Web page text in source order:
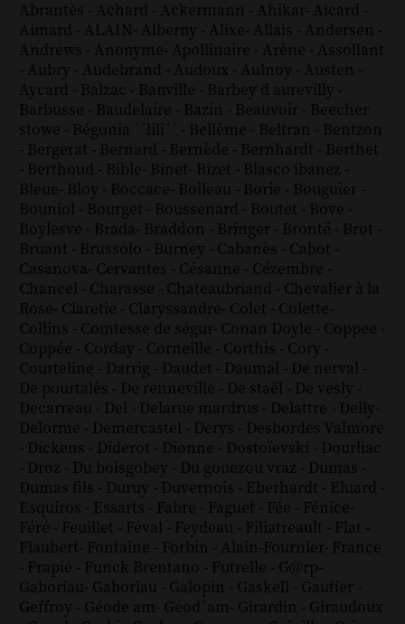
Abrantès - Achard - Ackermann - Ahikar- Aicard -
Aimard - ALAIN- Alberny - Alixe- Allais - Andersen -
Andrews - Anonyme- Apollinaire - Arène - Assollant
- Aubry - Audebrand - Audoux - Aulnoy - Austen -
Aycard - Balzac - Banville - Barbey d aurevilly -
Barbusse - Baudelaire - Bazin - Beauvoir - Beecher
stowe - Bégonia ´´lili´´ - Bellême - Beltran - Bentzon
- Bergerat - Bernard - Bernède - Bernhardt - Berthet
- Berthoud - Bible- Binet- Bizet - Blasco ibanez -
Bleue- Bloy - Boccace- Boileau - Borie - Bouguier -
Bouniol - Bourget - Boussenard - Boutet - Bove -
Boylesve - Brada- Braddon - Bringer - Brontë - Brot -
Bruant - Brussolo - Burney - Cabanès - Cabot -
Casanova- Cervantes - Césanne - Cézembre -
Chancel - Charasse - Chateaubriand - Chevalier à la
Rose- Claretie - Claryssandre- Colet - Colette-
Collins - Comtesse de ségur- Conan Doyle - Coppee -
Coppée - Corday - Corneille - Corthis - Cory -
Courteline - Darrig - Daudet - Daumal - De nerval -
De pourtalès - De renneville - De staël - De vesly -
Decarreau - Del - Delarue mardrus - Delattre - Delly-
Delorme - Demercastel - Derys - Desbordes Valmore
- Dickens - Diderot - Dionne - Dostoïevski - Dourliac
- Droz - Du boisgobey - Du gouezou vraz - Dumas -
Dumas fils - Duruy - Duvernois - Eberhardt - Eluard -
Esquiros - Essarts - Fabre - Faguet - Fée - Fénice-
Féré - Feuillet - Féval - Feydeau - Filiatreault - Flat -
Flaubert- Fontaine - Forbin - Alain-Fournier- France
- Frapié - Funck Brentano - Futrelle - G@rp-
Gaboriau- Gaboriau - Galopin - Gaskell - Gautier -
Geffroy - Géode am- Géod´am- Girardin - Giraudoux